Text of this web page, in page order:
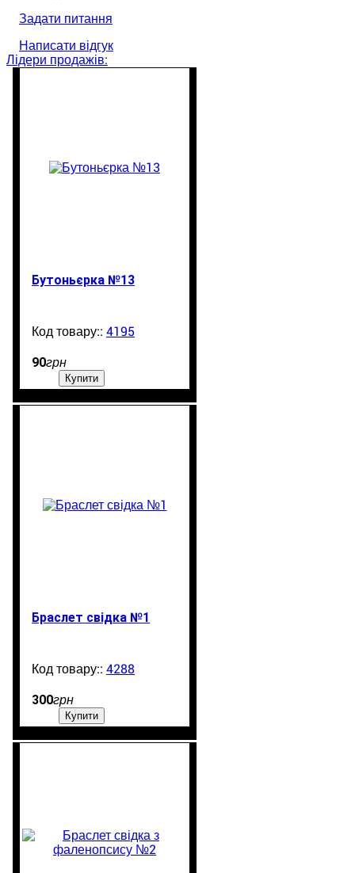
Задати питання
Написати відгук
Лідери продажів:
Бутоньєрка №13
4195
90грн
Купити
Браслет свідка №1
4288
300грн
Купити